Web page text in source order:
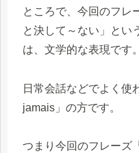
ところで、今回のフレ
と決して～ない」とい
は、文学的な表現です
日常会話などでよく使
jamais」の方です。
つまり今回のフレーズ